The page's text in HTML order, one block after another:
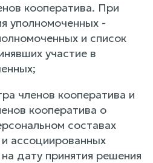
кооператива. При
уполномоченных -
и список
участие в
членов кооператива и
кооператива о
составах
ассоциированных
дату принятия решения